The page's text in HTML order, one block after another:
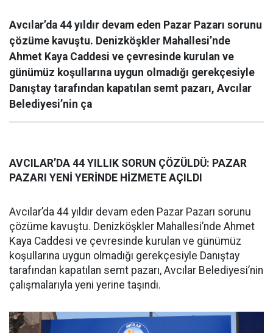
Avcılar’da 44 yıldır devam eden Pazar Pazarı sorunu
çözüme kavuştu. Denizköşkler Mahallesi’nde
Ahmet Kaya Caddesi ve çevresinde kurulan ve
günümüz koşullarına uygun olmadığı gerekçesiyle
Danıştay tarafından kapatılan semt pazarı, Avcılar
Belediyesi’nin ça
AVCILAR’DA 44 YILLIK SORUN ÇÖZÜLDÜ: PAZAR
PAZARI YENİ YERİNDE HİZMETE AÇILDI
Avcılar’da 44 yıldır devam eden Pazar Pazarı sorunu
çözüme kavuştu. Denizköşkler Mahallesi’nde Ahmet
Kaya Caddesi ve çevresinde kurulan ve günümüz
koşullarına uygun olmadığı gerekçesiyle Danıştay
tarafından kapatılan semt pazarı, Avcılar Belediyesi’nin
çalışmalarıyla yeni yerine taşındı.